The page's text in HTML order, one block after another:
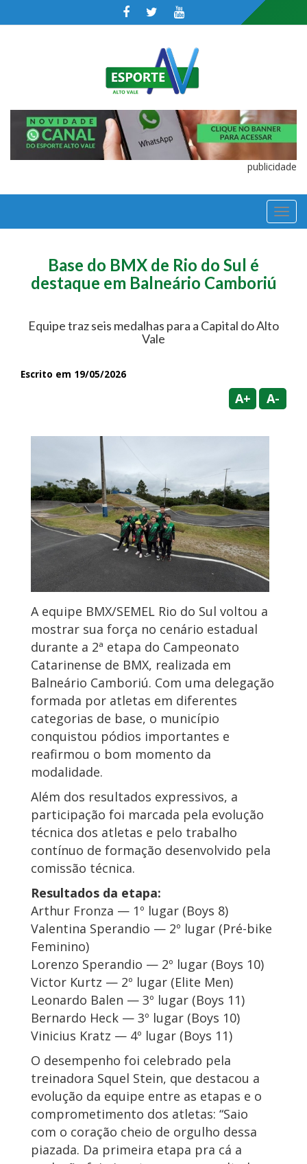
publicidade
Base do BMX de Rio do Sul é
destaque em Balneário Camboriú
Equipe traz seis medalhas para a Capital do Alto
Vale
Escrito em 19/05/2026
A+ A-
A equipe BMX/SEMEL Rio do Sul voltou a
mostrar sua força no cenário estadual
durante a 2ª etapa do Campeonato
Catarinense de BMX, realizada em
Balneário Camboriú. Com uma delegação
formada por atletas em diferentes
categorias de base, o município
conquistou pódios importantes e
reafirmou o bom momento da
modalidade.
Além dos resultados expressivos, a
participação foi marcada pela evolução
técnica dos atletas e pelo trabalho
contínuo de formação desenvolvido pela
comissão técnica.
Resultados da etapa:
Arthur Fronza — 1º lugar (Boys 8)
Valentina Sperandio — 2º lugar (Pré-bike
Feminino)
Lorenzo Sperandio — 2º lugar (Boys 10)
Victor Kurtz — 2º lugar (Elite Men)
Leonardo Balen — 3º lugar (Boys 11)
Bernardo Heck — 3º lugar (Boys 10)
Vinicius Kratz — 4º lugar (Boys 11)
O desempenho foi celebrado pela
treinadora Squel Stein, que destacou a
evolução da equipe entre as etapas e o
comprometimento dos atletas: “Saio
com o coração cheio de orgulho dessa
piazada. Da primeira etapa pra cá a